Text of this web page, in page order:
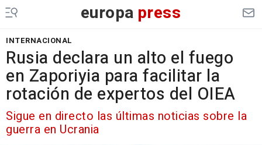
europa press
INTERNACIONAL
Rusia declara un alto el fuego
en Zaporiyia para facilitar la
rotación de expertos del OIEA
Sigue en directo las últimas noticias sobre la
guerra en Ucrania